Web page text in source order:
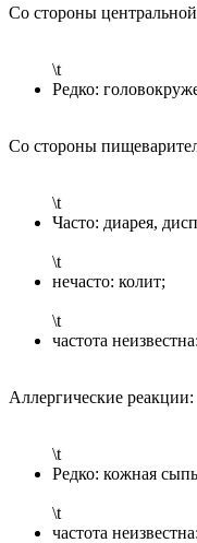
Со стороны
\t
Редко:
Со стороны
\t
Часто: диарея,
\t
нечасто: колит;
\t
частота
Аллергические реакции:
\t
Редко: кожная
\t
частота